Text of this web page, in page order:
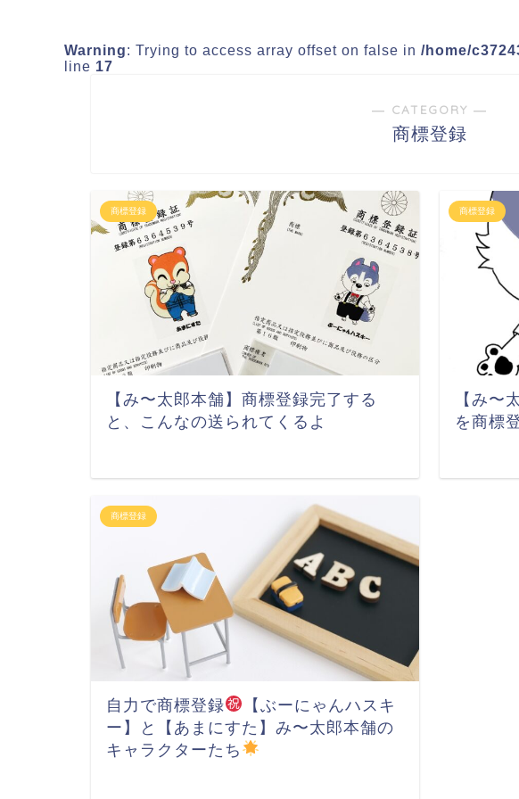
Warning: Trying to access array offset on false in /home/
line 17
― CATEGORY ―
商標登録
商標登録
【み〜太郎本舗】商標登録完了する
と、こんなの送られてくるよ
商標登録
【み〜
を商標
商標登録
自力で商標登録
【ぶーにゃんハスキ
ー】と【あまにすた】み〜太郎本舗の
キャラクターたち